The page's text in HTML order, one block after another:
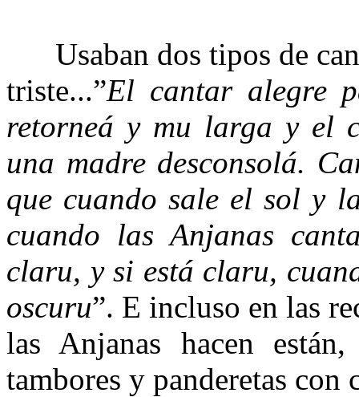
Usaban dos tipos de
triste...”El cantar alegre
retorneá y mu larga y el
una madre desconsolá.
que cuando sale el sol y
cuando las Anjanas
claru, y si está claru,
oscuru”. E incluso en las
las Anjanas hacen
tambores y panderetas con